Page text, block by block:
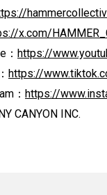
x.com/
： https://
https://
： https://
CANYON INC.